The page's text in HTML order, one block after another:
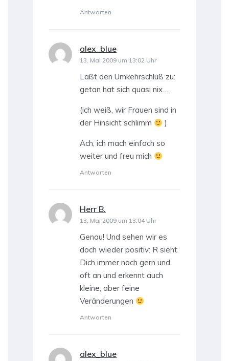
Antworten
alex_blue
13. Mai 2009 um 13:02 Uhr
Läßt den Umkehrschluß zu:
getan hat sich quasi nix….
(ich weiß, wir Frauen sind in
der Hinsicht schlimm
)
Ach, ich mach einfach so
weiter und freu mich
Antworten
Herr B.
13. Mai 2009 um 13:04 Uhr
Genau! Und sehen wir es
doch wieder positiv: R sieht
Dich immer noch gern und
oft an und erkennt auch
kleine, aber feine
Veränderungen
Antworten
alex_blue